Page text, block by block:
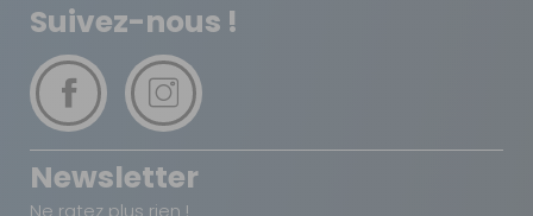
Suivez-nous !
Newsletter
Ne ratez plus rien !